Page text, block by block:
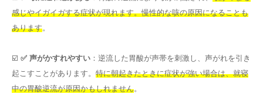
感じやイガイガする症状が現れます。慢性的な咳の原因になることも
あります。
☑️ ✅ 声がかすれやすい ：逆流した胃酸が声帯を刺激し、声がれを引き
起こすことがあります。 特に朝起きたときに症状が強い場合は、就寝
中の胃酸逆流が原因かもしれません。